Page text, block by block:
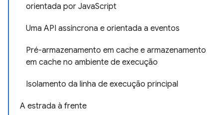
orientada por JavaScript
Uma API assíncrona e orientada a eventos
Pré-armazenamento em cache e armazenamento
em cache no ambiente de execução
Isolamento da linha de execução principal
A estrada à frente